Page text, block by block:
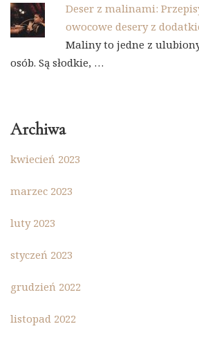
Deser z malinami:
owocowe desery z
Maliny to jedne z
osób. Są słodkie, …
Archiwa
kwiecień 2023
marzec 2023
luty 2023
styczeń 2023
grudzień 2022
listopad 2022